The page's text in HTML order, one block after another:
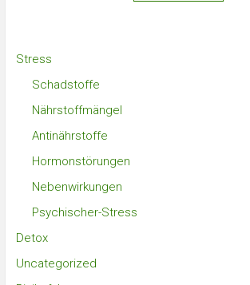
Stress
Schadstoffe
Nährstoffmängel
Antinährstoffe
Hormonstörungen
Nebenwirkungen
Psychischer-Stress
Detox
Uncategorized